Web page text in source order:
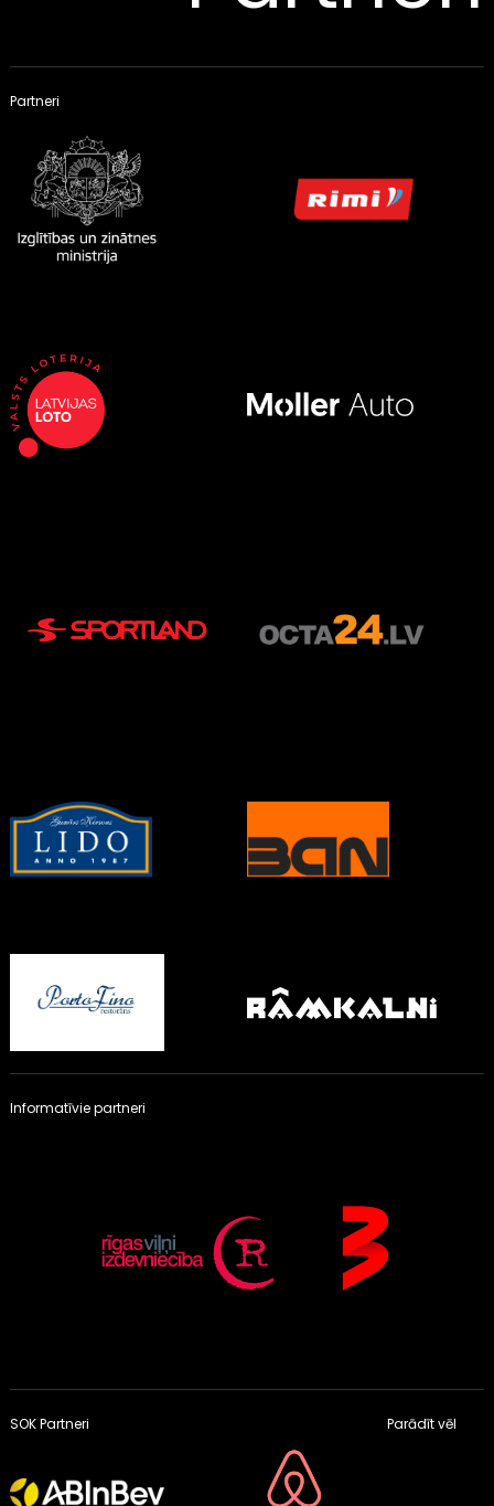
Partneri
Informatīvie partneri
SOK Partneri Parādīt vēl